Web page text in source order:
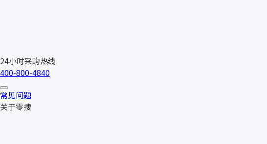
24小时采购热线
400-800-4840
常见问题
关于零搜